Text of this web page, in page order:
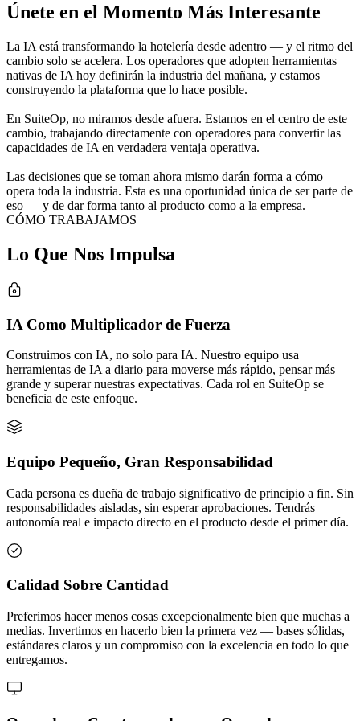
Únete en el Momento Más Interesante
La IA está transformando la hotelería desde adentro — y el ritmo del
cambio solo se acelera. Los operadores que adopten herramientas
nativas de IA hoy definirán la industria del mañana, y estamos
construyendo la plataforma que lo hace posible.
En SuiteOp, no miramos desde afuera. Estamos en el centro de este
cambio, trabajando directamente con operadores para convertir las
capacidades de IA en verdadera ventaja operativa.
Las decisiones que se toman ahora mismo darán forma a cómo
opera toda la industria. Esta es una oportunidad única de ser parte de
eso — y de dar forma tanto al producto como a la empresa.
CÓMO TRABAJAMOS
Lo Que Nos Impulsa
IA Como Multiplicador de Fuerza
Construimos con IA, no solo para IA. Nuestro equipo usa
herramientas de IA a diario para moverse más rápido, pensar más
grande y superar nuestras expectativas. Cada rol en SuiteOp se
beneficia de este enfoque.
Equipo Pequeño, Gran Responsabilidad
Cada persona es dueña de trabajo significativo de principio a fin. Sin
responsabilidades aisladas, sin esperar aprobaciones. Tendrás
autonomía real e impacto directo en el producto desde el primer día.
Calidad Sobre Cantidad
Preferimos hacer menos cosas excepcionalmente bien que muchas a
medias. Invertimos en hacerlo bien la primera vez — bases sólidas,
estándares claros y un compromiso con la excelencia en todo lo que
entregamos.